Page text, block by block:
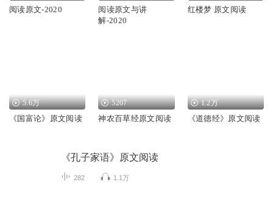
阅读原文-2020
阅读原文与讲
解-2020
红楼梦 原文阅读
5.6万
《国富论》原文阅读
5207
神农百草经原文阅读
1.2万
《道德经》原文阅读
《孔子家语》原文阅读
282 1.1万